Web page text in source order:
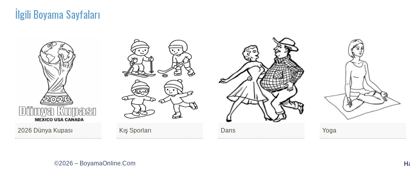
İlgili Boyama Sayfaları
2026 Dünya Kupası Kış Sporları Dans Yoga
©2026 – BoyamaOnline.Com